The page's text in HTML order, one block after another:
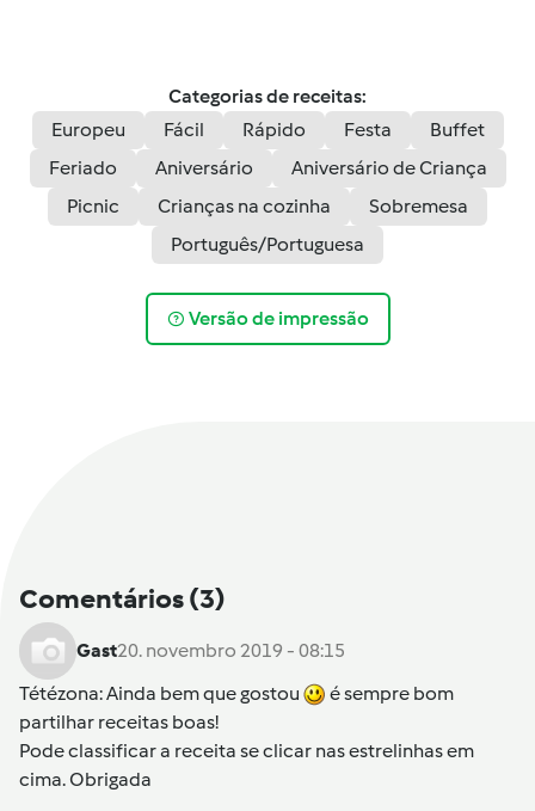
Categorias de receitas:
Europeu
Fácil Rápido Festa
Buffet
Feriado
Aniversário
Aniversário de Criança
Picnic
Crianças na cozinha
Sobremesa
Português/Portuguesa
Versão de impressão
Comentários(3)
Gast20. novembro 2019 - 08:15
Tétézona: Ainda bem que gostou
é sempre bom
partilhar receitas boas!
Pode classificar a receita se clicar nas estrelinhas em
cima. Obrigada